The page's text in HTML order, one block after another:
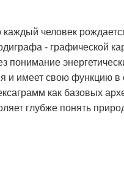
человек
- графической
понимание
и имеет свою функцию
как базовых
глубже понять